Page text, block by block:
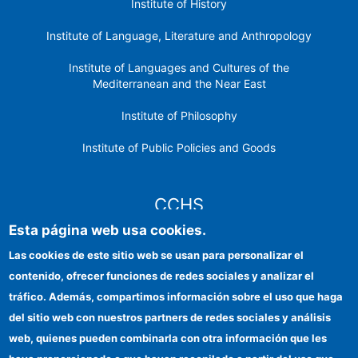
Institute of History
Institute of Language, Literature and Anthropology
Institute of Languages ​​and Cultures of the
Mediterranean and the Near East
Institute of Philosophy
Institute of Public Policies and Goods
CCHS
Institutional identity
FEDER funds
Esta página web usa cookies.
Las cookies de este sitio web se usan para personalizar el
contenido, ofrecer funciones de redes sociales y analizar el
tráfico. Además, compartimos información sobre el uso que haga
del sitio web con nuestros partners de redes sociales y análisis
web, quienes pueden combinarla con otra información que les